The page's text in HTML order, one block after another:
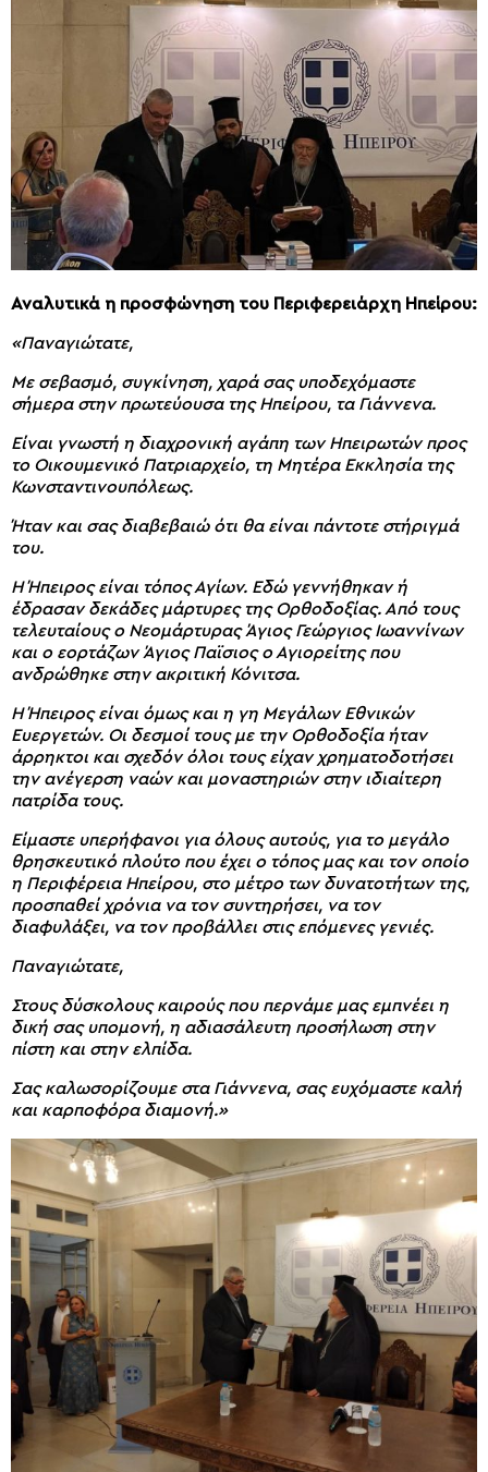
Αναλυτικά η προσφώνηση του Περιφερειάρχη Ηπείρου:
«Παναγιώτατε,
Με σεβασμό, συγκίνηση, χαρά σας υποδεχόμαστε
σήμερα στην πρωτεύουσα της Ηπείρου, τα Γιάννενα.
Είναι γνωστή η διαχρονική αγάπη των Ηπειρωτών προς
το Οικουμενικό Πατριαρχείο, τη Μητέρα Εκκλησία της
Κωνσταντινουπόλεως.
Ήταν και σας διαβεβαιώ ότι θα είναι πάντοτε στήριγμά
του.
Η Ήπειρος είναι τόπος Αγίων. Εδώ γεννήθηκαν ή
έδρασαν δεκάδες μάρτυρες της Ορθοδοξίας. Από τους
τελευταίους ο Νεομάρτυρας Άγιος Γεώργιος Ιωαννίνων
και ο εορτάζων Άγιος Παϊσιος ο Αγιορείτης που
ανδρώθηκε στην ακριτική Κόνιτσα.
Η Ήπειρος είναι όμως και η γη Μεγάλων Εθνικών
Ευεργετών. Οι δεσμοί τους με την Ορθοδοξία ήταν
άρρηκτοι και σχεδόν όλοι τους είχαν χρηματοδοτήσει
την ανέγερση ναών και μοναστηριών στην ιδιαίτερη
πατρίδα τους.
Είμαστε υπερήφανοι για όλους αυτούς, για το μεγάλο
θρησκευτικό πλούτο που έχει ο τόπος μας και τον οποίο
η Περιφέρεια Ηπείρου, στο μέτρο των δυνατοτήτων της,
προσπαθεί χρόνια να τον συντηρήσει, να τον
διαφυλάξει, να τον προβάλλει στις επόμενες γενιές.
Παναγιώτατε,
Στους δύσκολους καιρούς που περνάμε μας εμπνέει η
δική σας υπομονή, η αδιασάλευτη προσήλωση στην
πίστη και στην ελπίδα.
Σας καλωσορίζουμε στα Γιάννενα, σας ευχόμαστε καλή
και καρποφόρα διαμονή.»